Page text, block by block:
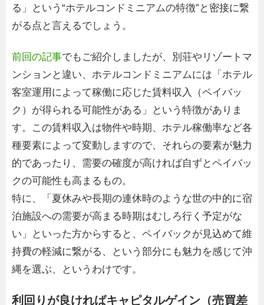
る」という“ホテルコンドミニアムの特徴”と密接に繋
がる点と言えるでしょう。
前回の記事でもご紹介しましたが、別荘やリゾートマ
ンションと違い、ホテルコンドミニアムには「ホテル
客室運用によって稼働に応じた賃料収入（ペイバッ
ク）が得られる可能性がある」という特徴がありま
す。この賃料収入は物件や時期、ホテル稼働率など各
種要素によって変動しますので、それらの要素が魅力
的であったり、需要の確度が高ければ自ずとペイバッ
クの可能性も高まるもの。
特に、「夏休みや長期の連休時のような世の中的に宿
泊施設への需要が高まる時期はむしろ行く予定がな
い」といった方からすると、ペイバックが見込めて維
持費の軽減に繋がる、という部分にも魅力を感じて沖
縄を選ぶ、というわけです。
利回りが良ければキャピタルゲイン（売買差